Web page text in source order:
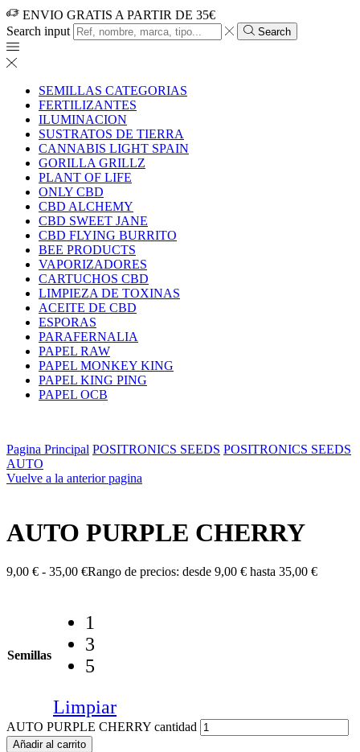
ENVIO GRATIS A PARTIR DE 35€
Search input
Search
SEMILLAS CATEGORIAS
FERTILIZANTES
ILUMINACION
SUSTRATOS DE TIERRA
CANNABIS LIGHT SPAIN
GORILLA GRILLZ
PLANT OF LIFE
ONLY CBD
CBD ALCHEMY
CBD SWEET JANE
CBD FLYING BURRITO
BEE PRODUCTS
VAPORIZADORES
CARTUCHOS CBD
LIMPIEZA DE TOXINAS
ACEITE DE CBD
ESPORAS
PARAFERNALIA
PAPEL RAW
PAPEL MONKEY KING
PAPEL KING PING
PAPEL OCB
Pagina Principal POSITRONICS SEEDS POSITRONICS SEEDS
AUTO
Vuelve a la anterior pagina
AUTO PURPLE CHERRY
9,00 € - 35,00 €Rango de precios: desde 9,00 € hasta 35,00 €
Semillas
1
3
5
Limpiar
AUTO PURPLE CHERRY cantidad
Añadir al carrito